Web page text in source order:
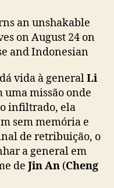
a
m
c
m
p
d
e
b
a
an unshakable
on August 24 on
and Indonesian
#biwenjun
#与晋长安…
2025
dá vida à generalLi
uma missão onde
infiltrado, ela
sem memória e
de retribuição, o
a general em
de Jin An (Cheng